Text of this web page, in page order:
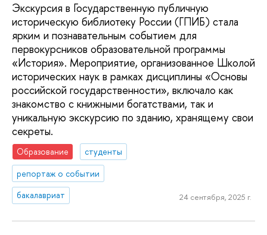
Экскурсия в Государственную публичную
историческую библиотеку России (ГПИБ) стала
ярким и познавательным событием для
первокурсников образовательной программы
«История». Мероприятие, организованное Школой
исторических наук в рамках дисциплины «Основы
российской государственности», включало как
знакомство с книжными богатствами, так и
уникальную экскурсию по зданию, хранящему свои
секреты.
Образование
студенты
репортаж о событии
бакалавриат
24 сентября, 2025 г.